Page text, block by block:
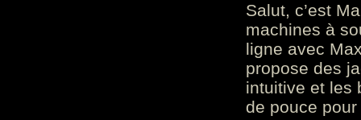
Salut, c’est
machines à
ligne avec
propose des
intuitive et les
de pouce